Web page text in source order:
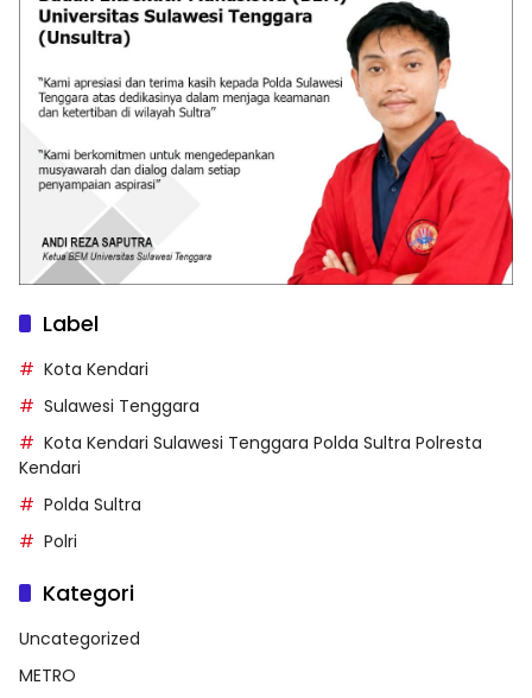
Label
Kota Kendari
Sulawesi Tenggara
Kota Kendari Sulawesi Tenggara Polda Sultra Polresta
Kendari
Polda Sultra
Polri
Kategori
Uncategorized
METRO